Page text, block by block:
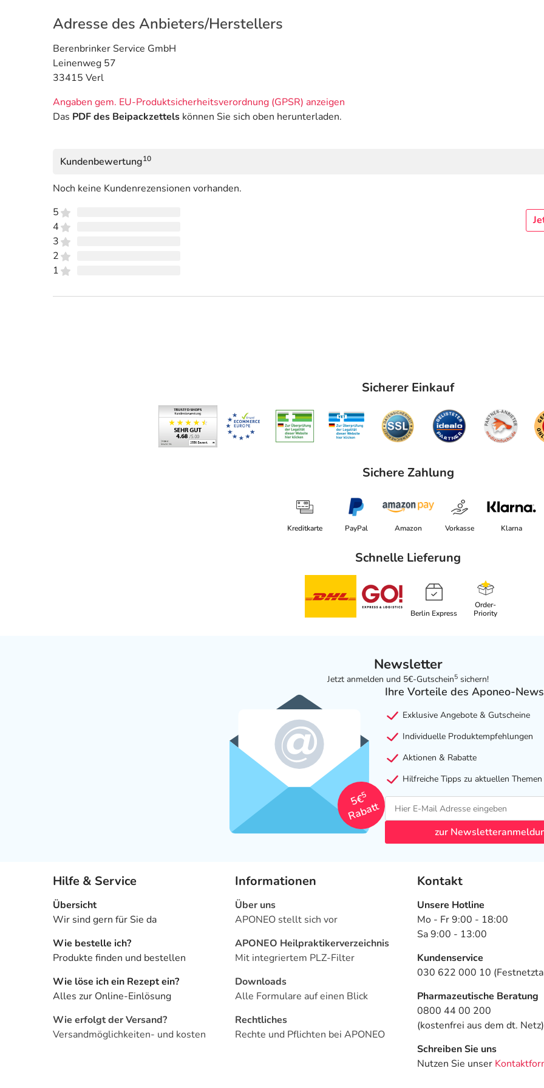
Adresse des Anbieters/Herstellers
Berenbrinker Service GmbH
Leinenweg 57
33415 Verl
Angaben gem. EU-Produktsicherheitsverordnung (GPSR) anzeigen
Das PDF des Beipackzettels können Sie sich oben herunterladen.
Kundenbewertung10
Noch keine Kundenrezensionen vorhanden.
5
4
3
2
1
Sicherer Einkauf
Sichere Zahlung
Kreditkarte PayPal Amazon Vorkasse Klarna
Schnelle Lieferung
Berlin Express
Order-
Priority
Newsletter
Jetzt anmelden und 5€-Gutschein5 sichern!
5€
5
Rabatt
Ihre Vorteile des Aponeo-
Exklusive Angebote & Gutscheine
Individuelle Produktempfehlungen
Aktionen & Rabatte
Hilfreiche Tipps zu aktuellen Themen
zur
Hilfe & Service
Übersicht
Wir sind gern für Sie da
Wie bestelle ich?
Produkte finden und bestellen
Wie löse ich ein Rezept ein?
Alles zur Online-Einlösung
Wie erfolgt der Versand?
Versandmöglichkeiten- und kosten
Informationen
Über uns
APONEO stellt sich vor
APONEO Heilpraktikerverzeichnis
Mit integriertem PLZ-Filter
Downloads
Alle Formulare auf einen Blick
Rechtliches
Rechte und Pflichten bei APONEO
Kontakt
Unsere Hotline
Mo - Fr 9:00 - 18:00
Sa 9:00 - 13:00
Kundenservice
030 622 000 10
Pharmazeutische Beratung
0800 44 00 200
(kostenfrei aus dem dt. Netz)
Schreiben Sie uns
Nutzen Sie unser